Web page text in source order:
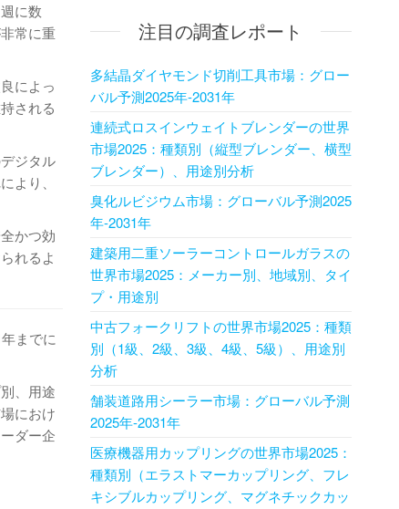
に数
常に重
によっ
される
ジタル
より、
かつ効
れるよ
までに
、用途
におけ
ダー企
注目の調査レポート
多結晶ダイヤモンド切削工具市場：グロー
バル予測2025年-2031年
連続式ロスインウェイトブレンダーの世界
市場2025：種類別（縦型ブレンダー、横型
ブレンダー）、用途別分析
臭化ルビジウム市場：グローバル予測2025
年-2031年
建築用二重ソーラーコントロールガラスの
世界市場2025：メーカー別、地域別、タイ
プ・用途別
中古フォークリフトの世界市場2025：種類
別（1級、2級、3級、4級、5級）、用途別
分析
舗装道路用シーラー市場：グローバル予測
2025年-2031年
医療機器用カップリングの世界市場2025：
種類別（エラストマーカップリング、フレ
キシブルカップリング、マグネチックカッ